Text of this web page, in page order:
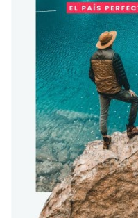
Australia
estudiantes y
vacunados
Agustina Fontirroig 23/
Canadá
Estados Unidos
Ecuador
México
VER TODOS LOS
Estudia un